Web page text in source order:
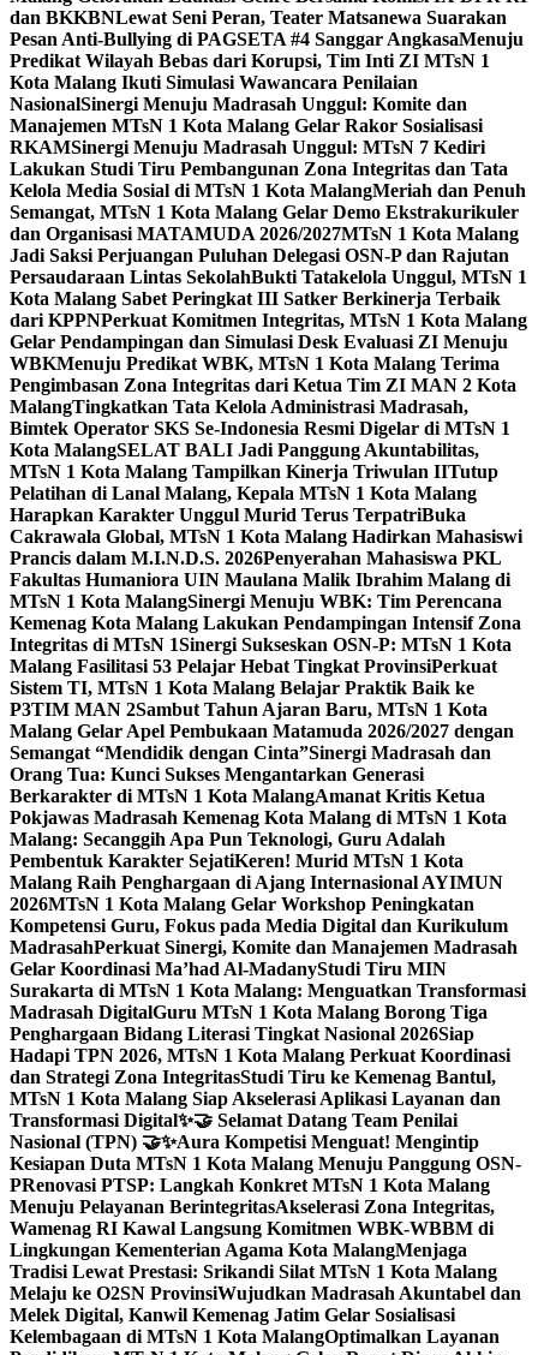
dan BKKBNLewat Seni Peran, Teater Matsanewa Suarakan
Pesan Anti-Bullying di PAGSETA #4 Sanggar AngkasaMenuju
Predikat Wilayah Bebas dari Korupsi, Tim Inti ZI MTsN 1
Kota Malang Ikuti Simulasi Wawancara Penilaian
NasionalSinergi Menuju Madrasah Unggul: Komite dan
Manajemen MTsN 1 Kota Malang Gelar Rakor Sosialisasi
RKAMSinergi Menuju Madrasah Unggul: MTsN 7 Kediri
Lakukan Studi Tiru Pembangunan Zona Integritas dan Tata
Kelola Media Sosial di MTsN 1 Kota MalangMeriah dan Penuh
Semangat, MTsN 1 Kota Malang Gelar Demo Ekstrakurikuler
dan Organisasi MATAMUDA 2026/2027MTsN 1 Kota Malang
Jadi Saksi Perjuangan Puluhan Delegasi OSN-P dan Rajutan
Persaudaraan Lintas SekolahBukti Tatakelola Unggul, MTsN 1
Kota Malang Sabet Peringkat III Satker Berkinerja Terbaik
dari KPPNPerkuat Komitmen Integritas, MTsN 1 Kota Malang
Gelar Pendampingan dan Simulasi Desk Evaluasi ZI Menuju
WBKMenuju Predikat WBK, MTsN 1 Kota Malang Terima
Pengimbasan Zona Integritas dari Ketua Tim ZI MAN 2 Kota
MalangTingkatkan Tata Kelola Administrasi Madrasah,
Bimtek Operator SKS Se-Indonesia Resmi Digelar di MTsN 1
Kota MalangSELAT BALI Jadi Panggung Akuntabilitas,
MTsN 1 Kota Malang Tampilkan Kinerja Triwulan IITutup
Pelatihan di Lanal Malang, Kepala MTsN 1 Kota Malang
Harapkan Karakter Unggul Murid Terus TerpatriBuka
Cakrawala Global, MTsN 1 Kota Malang Hadirkan Mahasiswi
Prancis dalam M.I.N.D.S. 2026Penyerahan Mahasiswa PKL
Fakultas Humaniora UIN Maulana Malik Ibrahim Malang di
MTsN 1 Kota MalangSinergi Menuju WBK: Tim Perencana
Kemenag Kota Malang Lakukan Pendampingan Intensif Zona
Integritas di MTsN 1Sinergi Sukseskan OSN-P: MTsN 1 Kota
Malang Fasilitasi 53 Pelajar Hebat Tingkat ProvinsiPerkuat
Sistem TI, MTsN 1 Kota Malang Belajar Praktik Baik ke
P3TIM MAN 2Sambut Tahun Ajaran Baru, MTsN 1 Kota
Malang Gelar Apel Pembukaan Matamuda 2026/2027 dengan
Semangat “Mendidik dengan Cinta”Sinergi Madrasah dan
Orang Tua: Kunci Sukses Mengantarkan Generasi
Berkarakter di MTsN 1 Kota MalangAmanat Kritis Ketua
Pokjawas Madrasah Kemenag Kota Malang di MTsN 1 Kota
Malang: Secanggih Apa Pun Teknologi, Guru Adalah
Pembentuk Karakter SejatiKeren! Murid MTsN 1 Kota
Malang Raih Penghargaan di Ajang Internasional AYIMUN
2026MTsN 1 Kota Malang Gelar Workshop Peningkatan
Kompetensi Guru, Fokus pada Media Digital dan Kurikulum
MadrasahPerkuat Sinergi, Komite dan Manajemen Madrasah
Gelar Koordinasi Ma’had Al-MadanyStudi Tiru MIN
Surakarta di MTsN 1 Kota Malang: Menguatkan Transformasi
Madrasah DigitalGuru MTsN 1 Kota Malang Borong Tiga
Penghargaan Bidang Literasi Tingkat Nasional 2026Siap
Hadapi TPN 2026, MTsN 1 Kota Malang Perkuat Koordinasi
dan Strategi Zona IntegritasStudi Tiru ke Kemenag Bantul,
MTsN 1 Kota Malang Siap Akselerasi Aplikasi Layanan dan
Transformasi Digital✨🤝 Selamat Datang Team Penilai
Nasional (TPN) 🤝✨Aura Kompetisi Menguat! Mengintip
Kesiapan Duta MTsN 1 Kota Malang Menuju Panggung OSN-
PRenovasi PTSP: Langkah Konkret MTsN 1 Kota Malang
Menuju Pelayanan BerintegritasAkselerasi Zona Integritas,
Wamenag RI Kawal Langsung Komitmen WBK-WBBM di
Lingkungan Kementerian Agama Kota MalangMenjaga
Tradisi Lewat Prestasi: Srikandi Silat MTsN 1 Kota Malang
Melaju ke O2SN ProvinsiWujudkan Madrasah Akuntabel dan
Melek Digital, Kanwil Kemenag Jatim Gelar Sosialisasi
Kelembagaan di MTsN 1 Kota MalangOptimalkan Layanan